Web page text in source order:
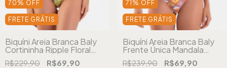
70 % OFF
FRETE GRÁTIS
Biquíni Areia Branca Baly
Cortininha Ripple Floral
Verde
R$229,90 R$69,90
71 % OFF
FRETE GRÁTIS
Biquíni Areia Branca Baly
Frente Única Mandala
Laranja
R$239,90 R$69,90